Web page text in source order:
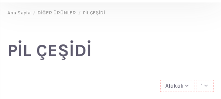
Ana Sayfa DİĞER ÜRÜNLER PİL ÇEŞİDİ
PİL ÇEŞİDİ
Alakalı 1